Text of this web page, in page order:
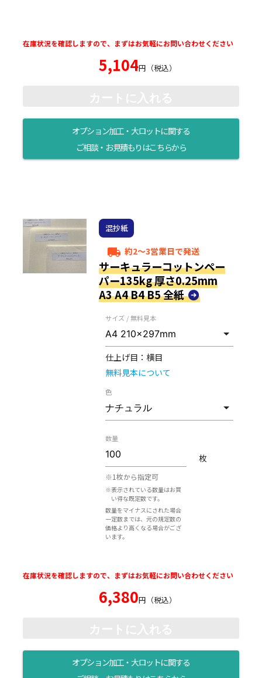
在庫状況を確認しますので、まずはお気軽にお問い合わせください
5,104円（税込）
オプション加工・大ロットに関する
ご相談・お見積もりはこちらから
混抄紙
local_shipping 約2～3営業日で発送
サーキュラーコットンペー
パー135kg 厚さ0.25mm
A3 A4 B4 B5 全紙
サイズ / 無料見本
仕上げ目： 横目
無料見本について
色
数量
※1枚から指定可
※表示されている数量はお買
い得な既定数です。
数量をマイナスにされた場合
一定数までは、元の規定数の
価格より高くなる場合がござ
います。
枚
在庫状況を確認しますので、まずはお気軽にお問い合わせください
6,380円（税込）
オプション加工・大ロットに関する